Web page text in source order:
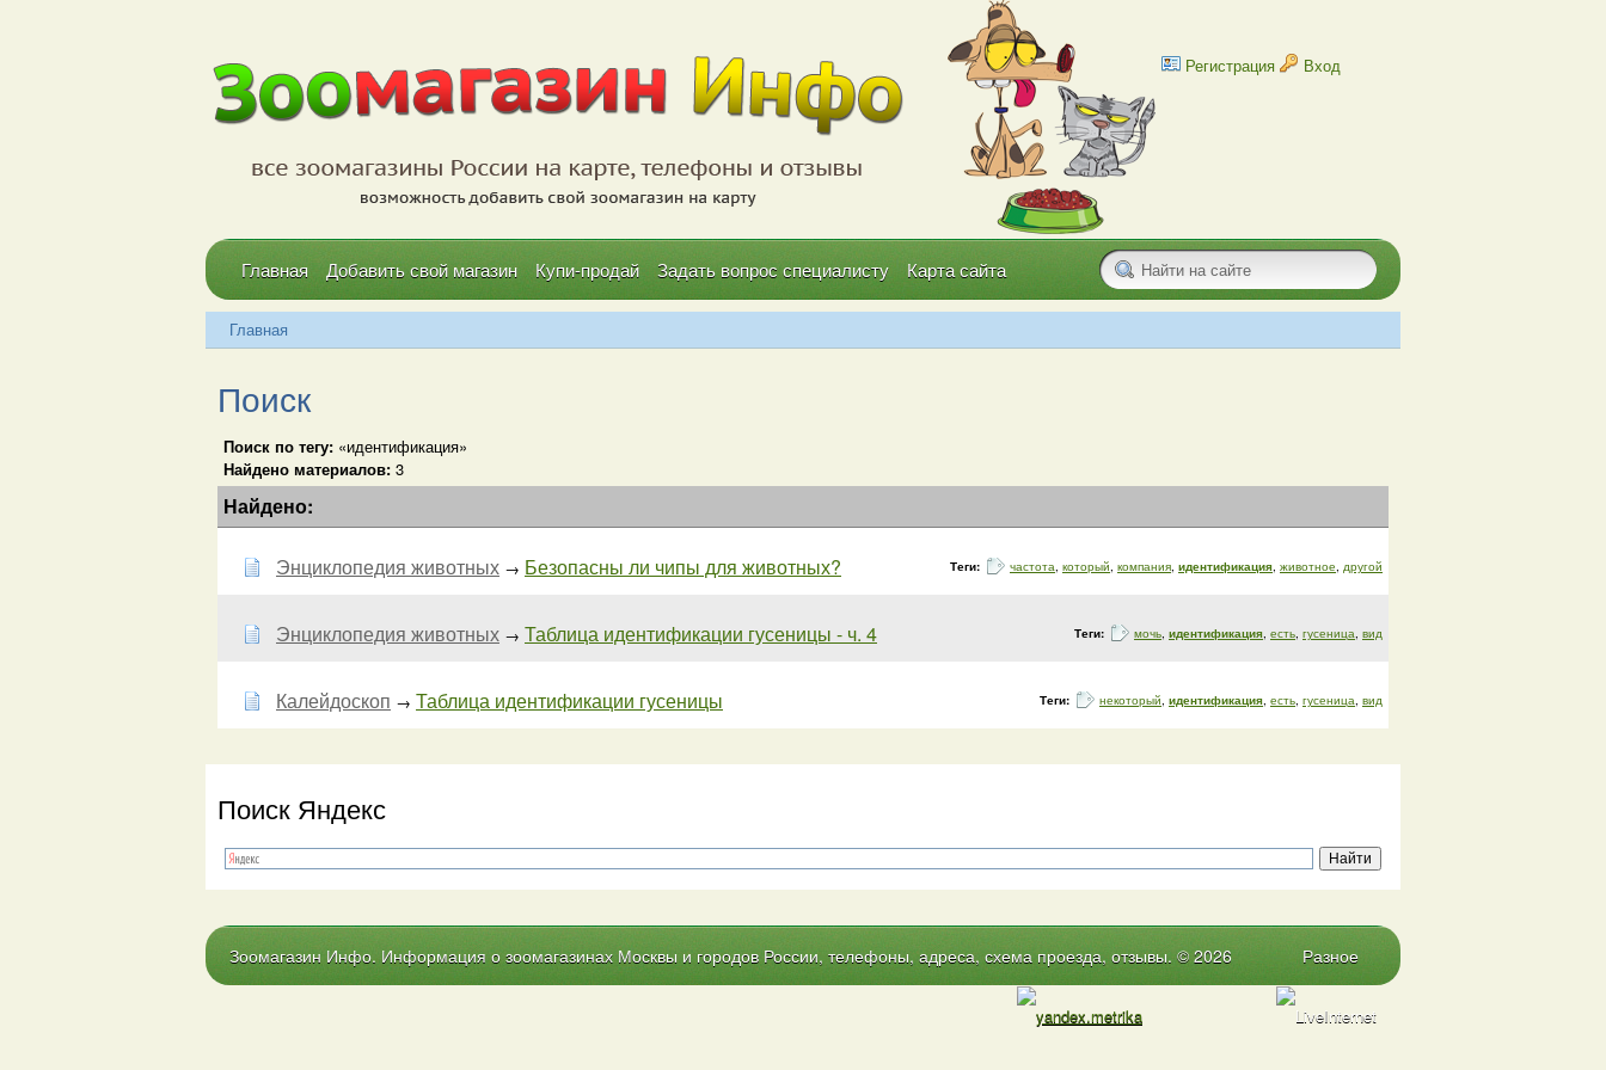
Регистрация Вход
Главная Добавить свой магазин Купи-продай Задать вопрос специалисту Карта сайта
Главная
Поиск
Поиск по тегу: «идентификация»
Найдено материалов: 3
Найдено:
Энциклопедия животных → Безопасны ли чипы для животных? Теги: частота, который, компания, идентификация, животное, другой
Энциклопедия животных → Таблица идентификации гусеницы - ч. 4 Теги: мочь, идентификация, есть, гусеница, вид
Калейдоскоп → Таблица идентификации гусеницы Теги: некоторый, идентификация, есть, гусеница, вид
Поиск Яндекс
Зоомагазин Инфо. Информация о зоомагазинах Москвы и городов России, телефоны, адреса, схема проезда, отзывы. © 2026 Разное